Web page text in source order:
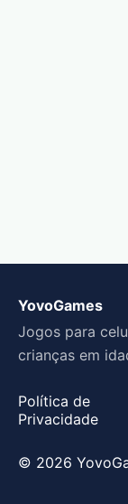
YovoGames
Jogos para
crianças em
Política de
Privacidade
© 2026